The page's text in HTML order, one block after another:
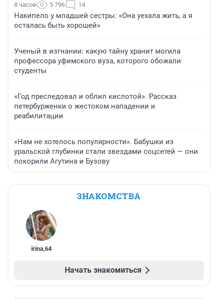
8 часов 5 796 14
Накипело у младшей сестры: «Она уехала жить, а я
осталась быть хорошей»
Ученый в изгнании: какую тайну хранит могила
профессора уфимского вуза, которого обожали
студенты
«Год преследовал и облил кислотой». Рассказ
петербурженки о жестоком нападении и
реабилитации
«Нам не хотелось популярности». Бабушки из
уральской глубинки стали звездами соцсетей — они
покорили Агутина и Бузову
ЗНАКОМСТВА
irina,64
Начать знакомиться